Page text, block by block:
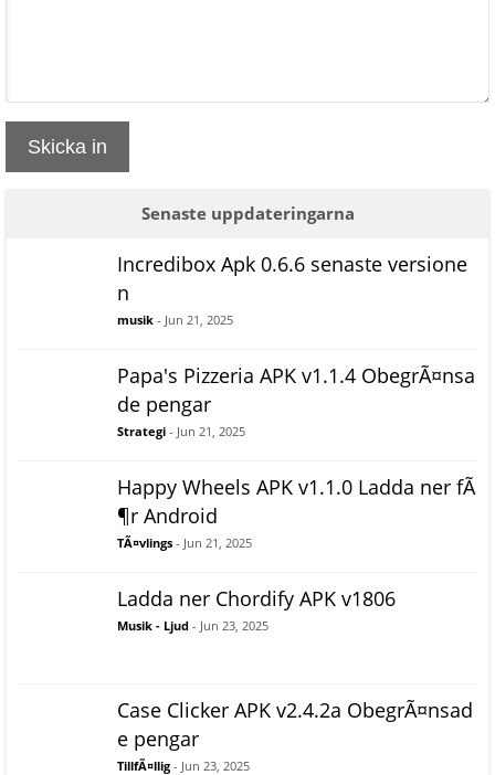
Skicka in
Senaste uppdateringarna
Incredibox Apk 0.6.6 senaste versione
n
musik - Jun 21, 2025
Papa's Pizzeria APK v1.1.4 ObegrÃ¤nsa
de pengar
Strategi - Jun 21, 2025
Happy Wheels APK v1.1.0 Ladda ner fÃ
¶r Android
TÃ¤vlings - Jun 21, 2025
Ladda ner Chordify APK v1806
Musik - Ljud - Jun 23, 2025
Case Clicker APK v2.4.2a ObegrÃ¤nsad
e pengar
TillfÃ¤llig - Jun 23, 2025